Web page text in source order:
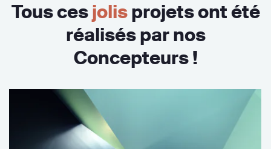
Tous cesjolisprojets ont été
réalisés par nos
Concepteurs !